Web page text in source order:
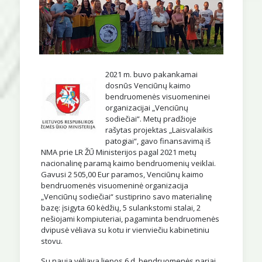
2021 m. buvo pakankamai
dosnūs Venciūnų kaimo
bendruomenės visuomeninei
organizacijai „Venciūnų
sodiečiai“. Metų pradžioje
rašytas projektas „Laisvalaikis
patogiai“, gavo finansavimą iš
NMA prie LR ŽŪ Ministerijos pagal 2021 metų
nacionalinę paramą kaimo bendruomenių veiklai.
Gavusi 2 505,00 Eur paramos, Venciūnų kaimo
bendruomenės visuomeninė organizacija
„Venciūnų sodiečiai“ sustiprino savo materialinę
bazę: įsigyta 60 kėdžių, 5 sulankstomi stalai, 2
nešiojami kompiuteriai, pagaminta bendruomenės
dvipusė vėliava su kotu ir vienviečiu kabinetiniu
stovu.